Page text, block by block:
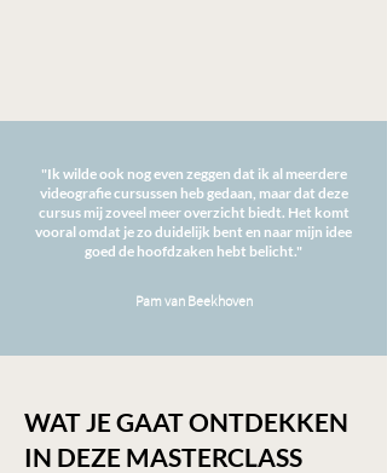
"Ik wilde ook nog even zeggen dat ik al meerdere
videografie cursussen heb gedaan, maar dat deze
cursus mij zoveel meer overzicht biedt. Het komt
vooral omdat je zo duidelijk bent en naar mijn idee
goed de hoofdzaken hebt belicht."
Pam van Beekhoven
WAT JE GAAT ONTDEKKEN
IN DEZE MASTERCLASS